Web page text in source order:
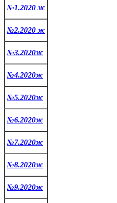
№1.2020 ж
№2.2020 ж
№3.2020ж
№4.2020ж
№5.2020ж
№6.2020ж
№7.2020ж
№8.2020ж
№9.2020ж